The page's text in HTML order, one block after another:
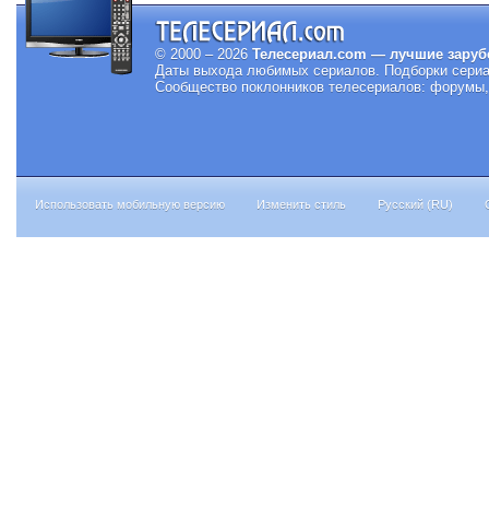
© 2000 – 2026 Телесериал.com — лучшие
Даты выхода любимых сериалов.
Подборки
Сообщество поклонников телесериалов:
Использовать мобильную версию Изменить стиль Русский (RU)